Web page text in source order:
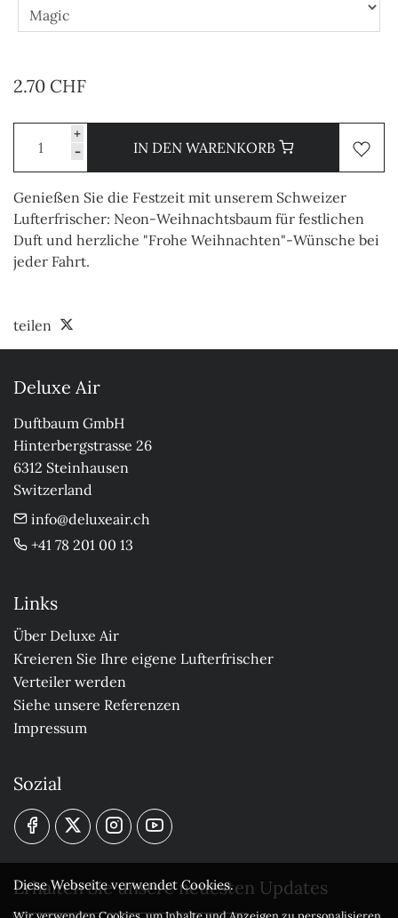
2.70 CHF
+
-
IN DEN WARENKORB
Genießen Sie die Festzeit mit unserem Schweizer
Lufterfrischer: Neon-Weihnachtsbaum für festlichen
Duft und herzliche "Frohe Weihnachten"-Wünsche bei
jeder Fahrt.
teilen
Deluxe Air
Duftbaum GmbH
Hinterbergstrasse 26
6312 Steinhausen
Switzerland
info@deluxeair.ch
+41 78 201 00 13
Links
Über Deluxe Air
Kreieren Sie Ihre eigene Lufterfrischer
Verteiler werden
Siehe unsere Referenzen
Impressum
Sozial
Erhalten Sie unsere neuesten Updates
Diese Webseite verwendet Cookies.